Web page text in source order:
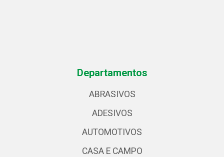
Departamentos
ABRASIVOS
ADESIVOS
AUTOMOTIVOS
CASA E CAMPO